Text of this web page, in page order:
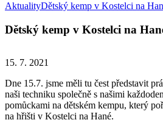
AktualityDětský kemp v Kostelci na
Dětský kemp v Kostelci na
15. 7. 2021
Dne 15.7. jsme měli tu čest představit
naši techniku společně s našimi
pomůckami na dětském kempu, který
na hřišti v Kostelci na Hané.